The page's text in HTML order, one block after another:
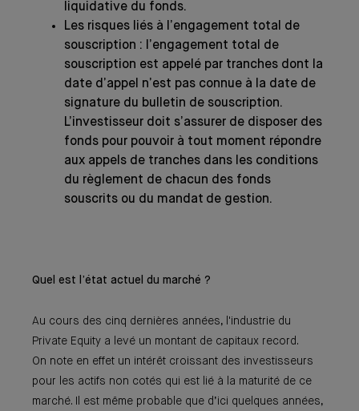
liquidative du fonds.
Les risques liés à l’engagement total de
souscription : l’engagement total de
souscription est appelé par tranches dont la
date d’appel n’est pas connue à la date de
signature du bulletin de souscription.
L’investisseur doit s’assurer de disposer des
fonds pour pouvoir à tout moment répondre
aux appels de tranches dans les conditions
du règlement de chacun des fonds
souscrits ou du mandat de gestion.
Quel est l’état actuel du marché ?
Au cours des cinq dernières années, l'industrie du
Private Equity a levé un montant de capitaux record.
On note en effet un intérêt croissant des investisseurs
pour les actifs non cotés qui est lié à la maturité de ce
marché. Il est même probable que d’ici quelques années,